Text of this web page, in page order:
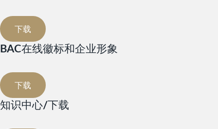
下载
BAC在线徽标和企业形象
下载
知识中心/下载